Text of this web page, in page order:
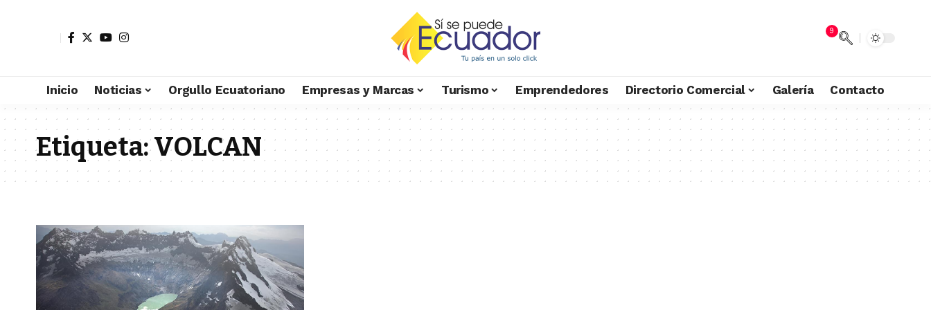
9
Inicio Noticias Orgullo Ecuatoriano Empresas y Marcas Turismo Emprendedores Directorio Comercial Galería Contacto
Etiqueta:VOLCAN